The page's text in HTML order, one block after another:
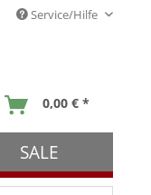
Service/Hilfe
0,00 € *
SALE